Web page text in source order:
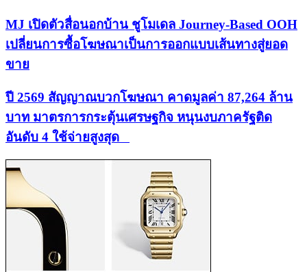
MJ เปิดตัวสื่อนอกบ้าน ชูโมเดล Journey-Based OOH
เปลี่ยนการซื้อโฆษณาเป็นการออกแบบเส้นทางสู่ยอด
ขาย
ปี 2569 สัญญาณบวกโฆษณา คาดมูลค่า 87,264 ล้าน
บาท มาตรการกระตุ้นเศรษฐกิจ หนุนงบภาครัฐติด
อันดับ 4 ใช้จ่ายสูงสุด